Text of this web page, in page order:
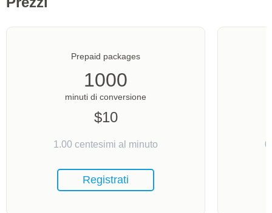
Prepaid packages
1000
minuti di conversione
$10
1.00 centesimi al minuto
Registrati